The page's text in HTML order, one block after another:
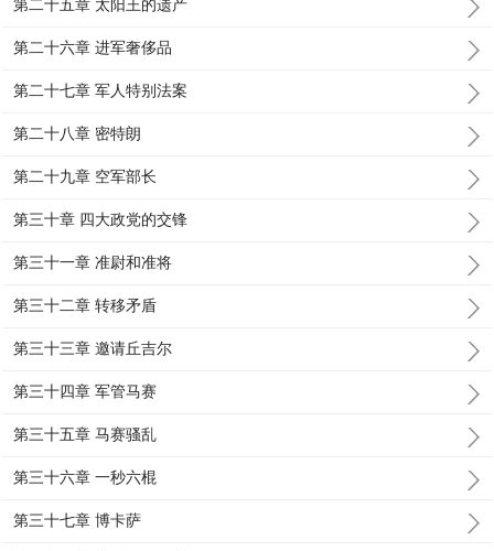
第二十五章 太阳王的遗产
第二十六章 进军奢侈品
第二十七章 军人特别法案
第二十八章 密特朗
第二十九章 空军部长
第三十章 四大政党的交锋
第三十一章 准尉和准将
第三十二章 转移矛盾
第三十三章 邀请丘吉尔
第三十四章 军管马赛
第三十五章 马赛骚乱
第三十六章 一秒六棍
第三十七章 博卡萨